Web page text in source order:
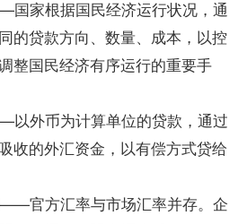
家根据国民经济运行状况，通
的贷款方向、数量、成本，以控
整国民经济有序运行的重要手
外币为计算单位的贷款，通过
收的外汇资金，以有偿方式贷给
官方汇率与市场汇率并存。企